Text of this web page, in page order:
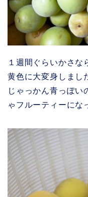
１週間ぐらいかさな
黄色に大変身しまし
じゃっかん青っぽい
ゃフルーティーにな